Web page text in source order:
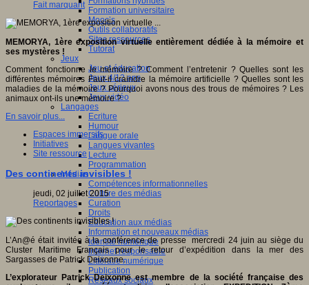
Formation universitaire
Mooc’s
Outils collaboratifs
Sites ressources
Tutorat
Jeux
Jeu et éducation
Jeux 4/12 ans
Jeux sérieux
Jeux vidéo
Langages
Ecriture
Humour
Langue orale
Langues vivantes
Lecture
Programmation
Médias
Compétences informationnelles
Culture des médias
Curation
Droits
Education aux médias
Information et nouveaux médias
Identité numérique
Internet responsable
Littératie numérique
Publication
Réseaux sociaux
Fait marquant
MEMORYA, 1ère exposition virtuelle entièrement dédiéeà la mémoire et
ses mystères !
Comment fonctionne le mémoire ? Comment l’entretenir ? Quelles sont les
différentes mémoires Faut-il craindre la mémoire artificielle ? Quelles sont les
maladies de la mémoire ? Pourquoi avons nous des trous de mémoires ? Les
animaux ont-ils une mémoire ?
En savoir plus...
Espaces immersifs
Initiatives
Site ressource
Des continents invisibles !
jeudi, 02 juillet 2015
Reportages
L’An@é était invitée à la conférence de presse mercredi 24 juin au siège du
Cluster Maritime Français pour le retour d’expédition dans la mer des
Sargasses de Patrick Deixonne.
L’explorateur Patrick Deixonne est membre de la société française des